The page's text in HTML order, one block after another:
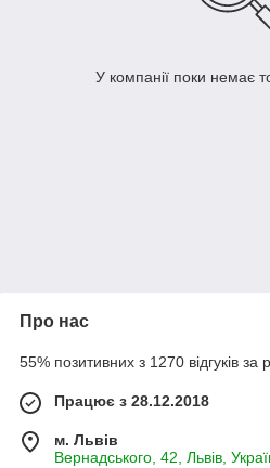
У компанії поки немає
Про нас
55% позитивних з 1270 відгуків за
Працює з 28.12.2018
м. Львів
Вернадського, 42, Львів,